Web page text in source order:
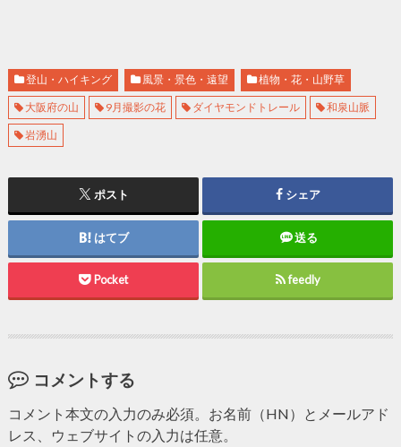
登山・ハイキング 風景・景色・遠望 植物・花・山野草
大阪府の山 9月撮影の花 ダイヤモンドトレール 和泉山脈
岩湧山
ポスト シェア
はてブ 送る
Pocket feedly
コメントする
コメント本文の入力のみ必須。お名前（HN）とメールアド
レス、ウェブサイトの入力は任意。